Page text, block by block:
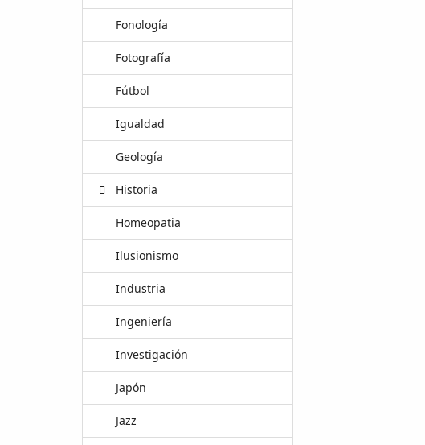
Fonología
Fotografía
Fútbol
Igualdad
Geología
Historia
Homeopatia
Ilusionismo
Industria
Ingeniería
Investigación
Japón
Jazz